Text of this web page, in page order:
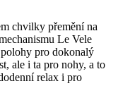
chvilky přemění na
Le Vele
pro dokonalý
ale i ta pro nohy, a to
relax i pro